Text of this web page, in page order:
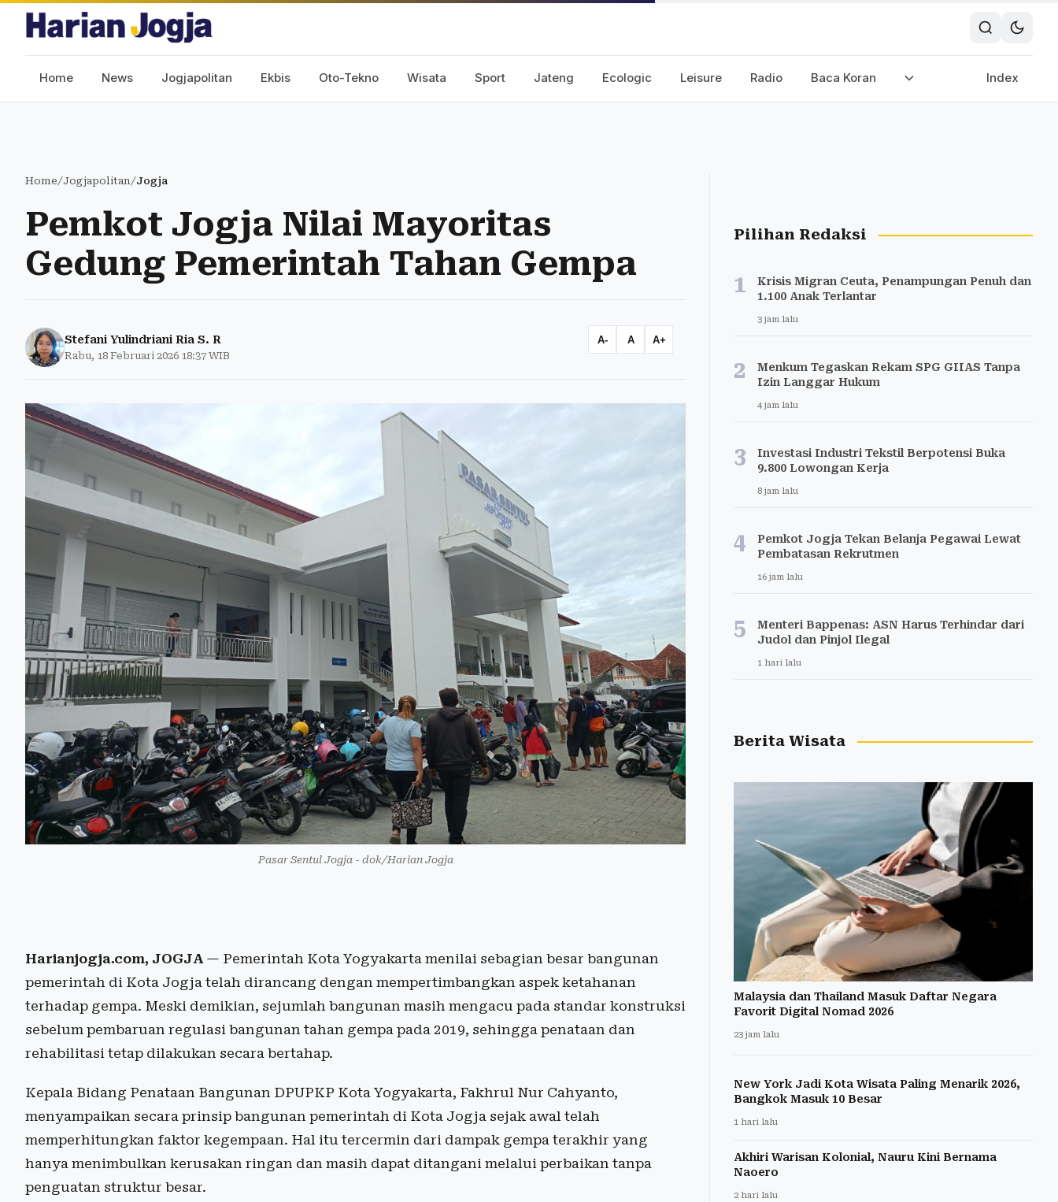
Home News Jogjapolitan Ekbis Oto-Tekno Wisata Sport Jateng Ecologic Leisure Radio Baca Koran Index
Home/Jogjapolitan/Jogja
Pemkot Jogja Nilai Mayoritas
Gedung Pemerintah Tahan Gempa
Stefani Yulindriani Ria S. R
Rabu, 18 Februari 2026 18:37 WIB
A- A A+
Pasar Sentul Jogja - dok/Harian Jogja
Harianjogja.com, JOGJA — Pemerintah Kota Yogyakarta menilai sebagian besar bangunan
pemerintah di Kota Jogja telah dirancang dengan mempertimbangkan aspek ketahanan
terhadap gempa. Meski demikian, sejumlah bangunan masih mengacu pada standar konstruksi
sebelum pembaruan regulasi bangunan tahan gempa pada 2019, sehingga penataan dan
rehabilitasi tetap dilakukan secara bertahap.
Kepala Bidang Penataan Bangunan DPUPKP Kota Yogyakarta, Fakhrul Nur Cahyanto,
menyampaikan secara prinsip bangunan pemerintah di Kota Jogja sejak awal telah
memperhitungkan faktor kegempaan. Hal itu tercermin dari dampak gempa terakhir yang
hanya menimbulkan kerusakan ringan dan masih dapat ditangani melalui perbaikan tanpa
penguatan struktur besar.
Pilihan Redaksi
1
Krisis Migran Ceuta, Penampungan Penuh dan
1.100 Anak Terlantar
3 jam lalu
2
Menkum Tegaskan Rekam SPG GIIAS Tanpa
Izin Langgar Hukum
4 jam lalu
3
Investasi Industri Tekstil Berpotensi Buka
9.800 Lowongan Kerja
8 jam lalu
4
Pemkot Jogja Tekan Belanja Pegawai Lewat
Pembatasan Rekrutmen
16 jam lalu
5
Menteri Bappenas: ASN Harus Terhindar dari
Judol dan Pinjol Ilegal
1 hari lalu
Berita Wisata
Malaysia dan Thailand Masuk Daftar Negara
Favorit Digital Nomad 2026
23 jam lalu
New York Jadi Kota Wisata Paling Menarik 2026,
Bangkok Masuk 10 Besar
1 hari lalu
Akhiri Warisan Kolonial, Nauru Kini Bernama
Naoero
2 hari lalu